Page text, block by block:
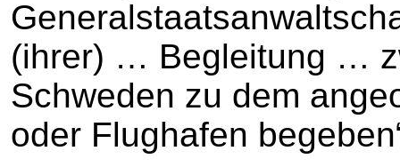
(ihrer) … Begleitung …
Schweden zu dem
oder Flughafen